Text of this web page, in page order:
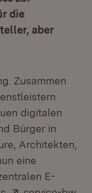
die
aber
Zusammen
digitalen
Bürger in
Architekten,
eine
E-
Extern: